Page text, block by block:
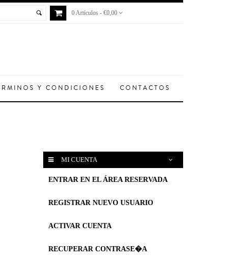
0 Artículos - €0,00
Y CONDICIONES CONTACTOS
MI CUENTA
ENTRAR EN EL ÁREA RESERVADA
REGISTRAR NUEVO USUARIO
ACTIVAR CUENTA
RECUPERAR CONTRASE�A